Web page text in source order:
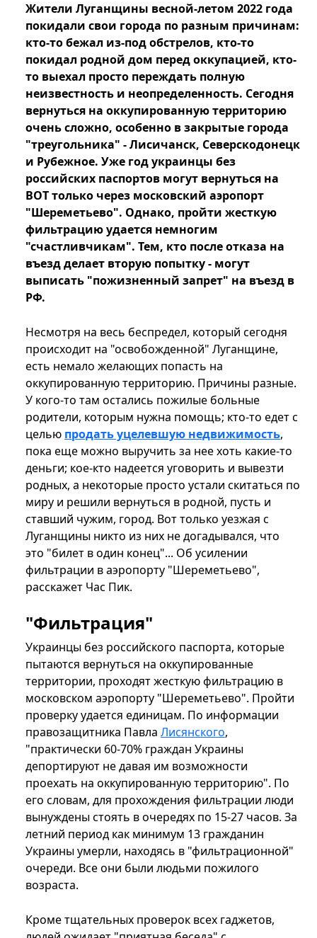
Жители Луганщины весной-летом 2022 года
покидали свои города по разным причинам:
кто-то бежал из-под обстрелов, кто-то
покидал родной дом перед оккупацией, кто-
то выехал просто переждать полную
неизвестность и неопределенность. Сегодня
вернуться на оккупированную территорию
очень сложно, особенно в закрытые города
"треугольника" - Лисичанск, Северскодонецк
и Рубежное. Уже год украинцы без
российских паспортов могут вернуться на
ВОТ только через московский аэропорт
"Шереметьево". Однако, пройти жесткую
фильтрацию удается немногим
"счастливчикам". Тем, кто после отказа на
въезд делает вторую попытку - могут
выписать "пожизненный запрет" на въезд в
РФ.
Несмотря на весь беспредел, который сегодня
происходит на "освобожденной" Луганщине,
есть немало желающих попасть на
оккупированную территорию. Причины разные.
У кого-то там остались пожилые больные
родители, которым нужна помощь; кто-то едет с
целью продать уцелевшую недвижимость,
пока еще можно выручить за нее хоть какие-то
деньги; кое-кто надеется уговорить и вывезти
родных, а некоторые просто устали скитаться по
миру и решили вернуться в родной, пусть и
ставший чужим, город. Вот только уезжая с
Луганщины никто из них не догадывался, что
это "билет в один конец"... Об усилении
фильтрации в аэропорту "Шереметьево",
расскажет Час Пик.
"Фильтрация"
Украинцы без российского паспорта, которые
пытаются вернуться на оккупированные
территории, проходят жесткую фильтрацию в
московском аэропорту "Шереметьево". Пройти
проверку удается единицам. По информации
правозащитника Павла Лисянского,
"практически 60-70% граждан Украины
депортируют не давая им возможности
проехать на оккупированную территорию". По
его словам, для прохождения фильтрации люди
вынуждены стоять в очередях по 15-27 часов. За
летний период как минимум 13 гражданин
Украины умерли, находясь в "фильтрационной"
очереди. Все они были людьми пожилого
возраста.
Кроме тщательных проверок всех гаджетов,